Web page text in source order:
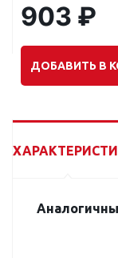
903 ₽
ДОБАВИТЬ В